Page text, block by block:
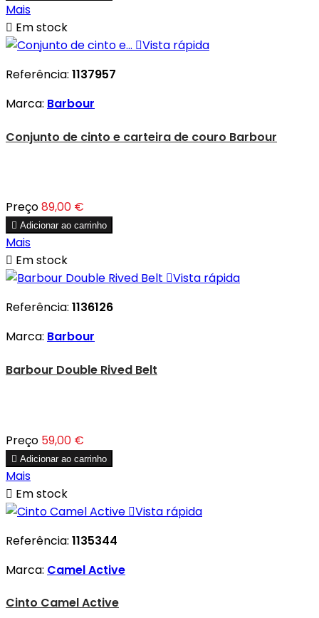
Mais
 Em stock
Vista rápida
Referência: 1137957
Marca: Barbour
Conjunto de cinto e carteira de couro Barbour
Preço89,00 €
 Adicionar ao carrinho
Mais
 Em stock
Vista rápida
Referência: 1136126
Marca: Barbour
Barbour Double Rived Belt
Preço 59,00 €
 Adicionar ao carrinho
Mais
 Em stock
Vista rápida
Referência: 1135344
Marca: Camel Active
Cinto Camel Active